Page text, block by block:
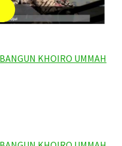
KHOIRO UMMAH